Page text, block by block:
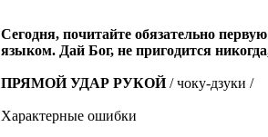
Сегодня, почитайте обязательно
языком. Дай Бог, не пригодится
ПРЯМОЙ УДАР РУКОЙ/ чоку-дзуки /
Характерные ошибки